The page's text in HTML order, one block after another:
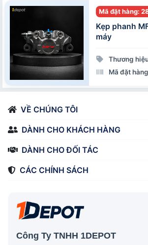
Mã đặt hàng:
Kẹp phanh
máy
Thương
Mã đặt
VỀ CHÚNG TÔI
DÀNH CHO KHÁCH HÀNG
DÀNH CHO ĐỐI TÁC
CÁC CHÍNH SÁCH
Công Ty TNHH 1DEPOT